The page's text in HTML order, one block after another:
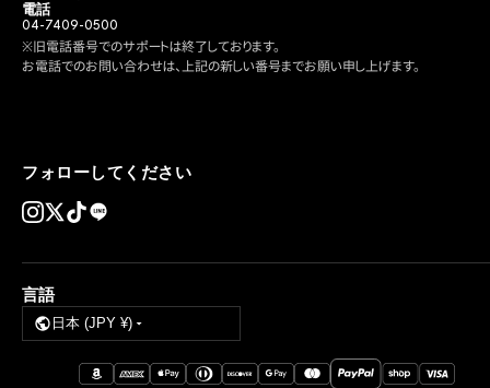
電話
04-7409-0500
※旧電話番号でのサポートは終了しております。
お電話でのお問い合わせは、上記の新しい番号までお願い申し上げます。
フォローしてください
言語
日本 (JPY ¥)